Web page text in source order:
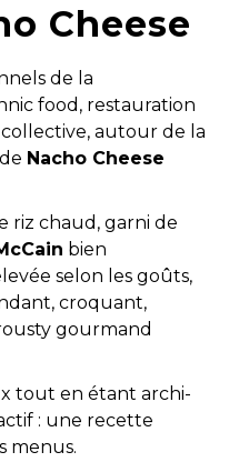
Cheese
de la
food, restauration
autour de la
Nacho Cheese
riz chaud, garni de
bien
selon les goûts,
croquant,
gourmand
tout en étant archi-
: une recette
menus.